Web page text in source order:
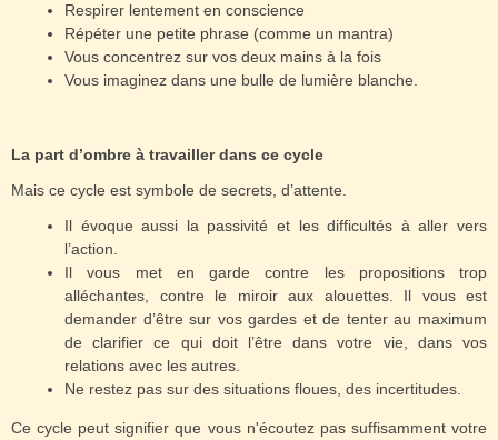
Respirer lentement en conscience
Répéter une petite phrase (comme un mantra)
Vous concentrez sur vos deux mains à la fois
Vous imaginez dans une bulle de lumière blanche.
La part d’ombre à travailler dans ce cycle
Mais ce cycle est symbole de secrets, d’attente.
Il évoque aussi la passivité et les difficultés à aller vers
l’action.
Il vous met en garde contre les propositions trop
alléchantes, contre le miroir aux alouettes. Il vous est
demander d’être sur vos gardes et de tenter au maximum
de clarifier ce qui doit l’être dans votre vie, dans vos
relations avec les autres.
Ne restez pas sur des situations floues, des incertitudes.
Ce cycle peut signifier que vous n'écoutez pas suffisamment votre